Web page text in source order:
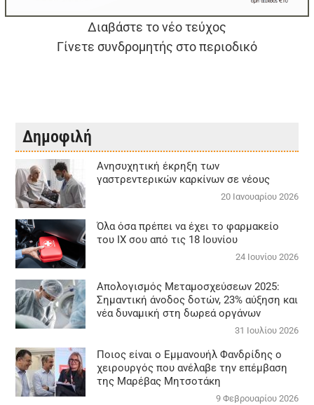
Διαβάστε το νέο τεύχος
Γίνετε συνδρομητής στο περιοδικό
Δημοφιλή
Aνησυχητική έκρηξη των
γαστρεντερικών καρκίνων σε νέους
20 Ιανουαρίου 2026
Όλα όσα πρέπει να έχει το φαρμακείο
του ΙΧ σου από τις 18 Ιουνίου
24 Ιουνίου 2026
Απολογισμός Μεταμοσχεύσεων 2025:
Σημαντική άνοδος δοτών, 23% αύξηση και
νέα δυναμική στη δωρεά οργάνων
31 Ιουλίου 2026
Ποιος είναι ο Εμμανουήλ Φανδρίδης ο
χειρουργός που ανέλαβε την επέμβαση
της Μαρέβας Μητσοτάκη
9 Φεβρουαρίου 2026